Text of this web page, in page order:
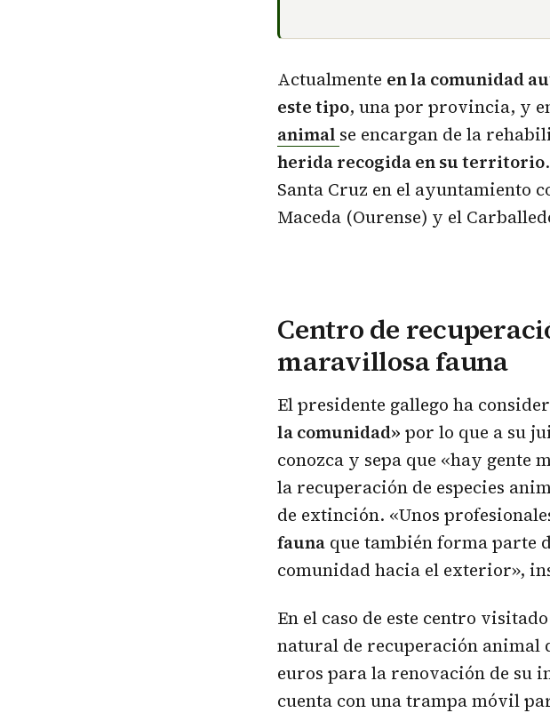
Actualmente en la comunidad
este tipo, una por provincia, y
animal se encargan de la
herida recogida en su territorio
Santa Cruz en el ayuntamiento
Maceda (Ourense) y el
Centro de
maravillosa fauna
El presidente gallego ha
la comunidad» por lo que a su
conozca y sepa que «hay
la recuperación de especies
de extinción. «Unos
fauna que también forma parte
comunidad hacia el exterior»,
En el caso de este centro
natural de recuperación animal
euros para la renovación de su
cuenta con una trampa móvil